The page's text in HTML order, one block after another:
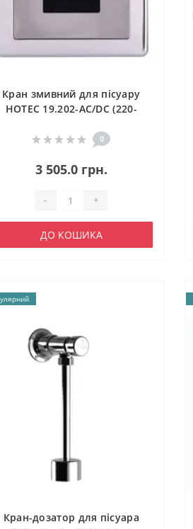
Кран змивний для пісуару
HOTEC 19.202-AC/DC (220-
у стіну
0
3 505.0 грн.
- +
ДО КОШИКА
Кран-дозатор для пісуара